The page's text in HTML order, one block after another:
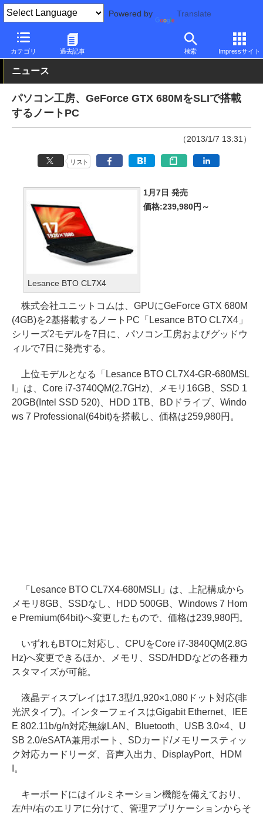
Powered by Translate
カテゴリ 過去記事 検索 Impressサイト
PC Watch パソコン/タブレット/スマートフォン ノートパソコン
ニュース
パソコン工房、GeForce GTX 680MをSLIで搭載
するノートPC
（2013/1/7 13:31）
リスト
Lesance BTO CL7X4
1月7日 発売
価格:239,980円～
株式会社ユニットコムは、GPUにGeForce GTX 680M
(4GB)を2基搭載するノートPC「Lesance BTO CL7X4」
シリーズ2モデルを7日に、パソコン工房およびグッドウ
ィルで7日に発売する。
上位モデルとなる「Lesance BTO CL7X4-GR-680MSL
I」は、Core i7-3740QM(2.7GHz)、メモリ16GB、SSD 1
20GB(Intel SSD 520)、HDD 1TB、BDドライブ、Windo
ws 7 Professional(64bit)を搭載し、価格は259,980円。
「Lesance BTO CL7X4-680MSLI」は、上記構成から
メモリ8GB、SSDなし、HDD 500GB、Windows 7 Hom
e Premium(64bit)へ変更したもので、価格は239,980円。
いずれもBTOに対応し、CPUをCore i7-3840QM(2.8G
Hz)へ変更できるほか、メモリ、SSD/HDDなどの各種カ
スタマイズが可能。
液晶ディスプレイは17.3型/1,920×1,080ドット対応(非
光沢タイプ)。インターフェイスはGigabit Ethernet、IEE
E 802.11b/g/n対応無線LAN、Bluetooth、USB 3.0×4、U
SB 2.0/eSATA兼用ポート、SDカード/メモリースティッ
ク対応カードリーダ、音声入出力、DisplayPort、HDM
I。
キーボードにはイルミネーション機能を備えており、
左/中/右のエリアに分けて、管理アプリケーションからそ